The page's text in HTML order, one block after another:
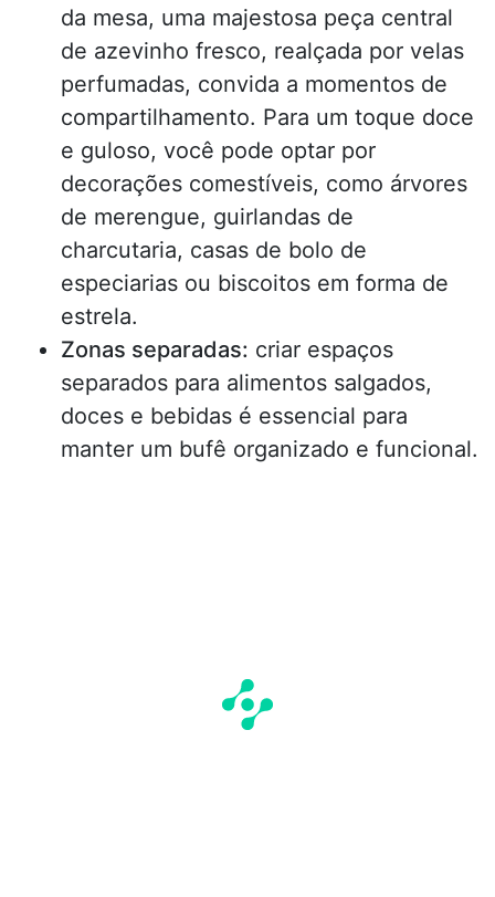
da mesa, uma majestosa peça central
de azevinho fresco, realçada por velas
perfumadas, convida a momentos de
compartilhamento. Para um toque doce
e guloso, você pode optar por
decorações comestíveis, como árvores
de merengue, guirlandas de
charcutaria, casas de bolo de
especiarias ou biscoitos em forma de
estrela.
Zonas separadas: criar espaços
separados para alimentos salgados,
doces e bebidas é essencial para
manter um bufê organizado e funcional.